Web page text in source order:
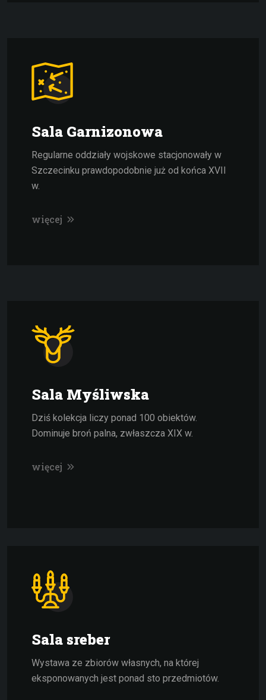
Sala Garnizonowa
Regularne oddziały wojskowe stacjonowały w
Szczecinku prawdopodobnie już od końca XVII
w.
więcej
Sala Myśliwska
Dziś kolekcja liczy ponad 100 obiektów.
Dominuje broń palna, zwłaszcza XIX w.
więcej
Sala sreber
Wystawa ze zbiorów własnych, na której
eksponowanych jest ponad sto przedmiotów.